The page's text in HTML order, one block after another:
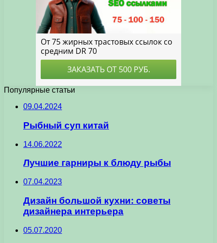
Популярные статьи
09.04.2024
Рыбный суп китай
14.06.2022
Лучшие гарниры к блюду рыбы
07.04.2023
Дизайн большой кухни: советы
дизайнера интерьера
05.07.2020